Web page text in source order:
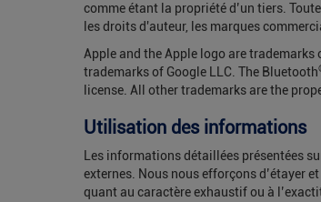
comme étant la propriété d’un tiers.
les droits d'auteur, les marques
Apple and the Apple logo are trademarks
trademarks of Google LLC. The Bluetooth
license. All other trademarks are the
Utilisation des informations
Les informations détaillées présentées
externes. Nous nous efforçons d’étayer
quant au caractère exhaustif ou à